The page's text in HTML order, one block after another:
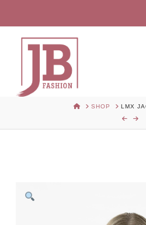
HOMESHOP LMX